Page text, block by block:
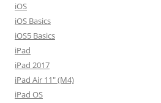
iOS
iOS Basics
iOS5 Basics
iPad
iPad 2017
iPad Air 11" (M4)
iPad OS